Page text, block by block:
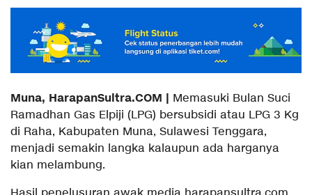
Muna, HarapanSultra.COM | Memasuki Bulan Suci
Ramadhan Gas Elpiji (LPG) bersubsidi atau LPG 3 Kg
di Raha, Kabupaten Muna, Sulawesi Tenggara,
menjadi semakin langka kalaupun ada harganya
kian melambung.